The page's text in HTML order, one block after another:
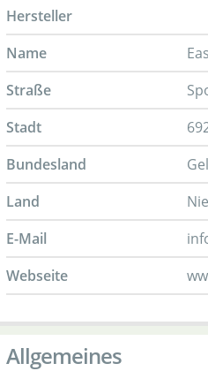
Hersteller
Name
Straße
Stadt
Bundesland
Land
E-Mail
Webseite
Allgemeines